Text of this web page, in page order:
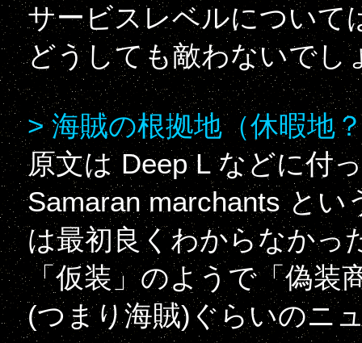
サービスレベルについて
どうしても敵わないでし
> 海賊の根拠地（休暇地
原文は Deep L などに付
Samaran marchants とい
は最初良くわからなかっ
「仮装」のようで「偽装
(つまり海賊)ぐらいのニ